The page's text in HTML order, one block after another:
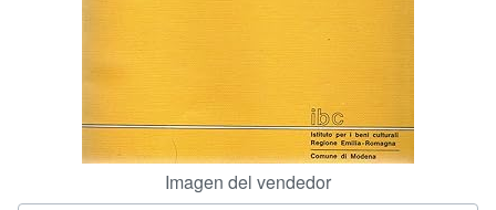
Imagen del vendedor